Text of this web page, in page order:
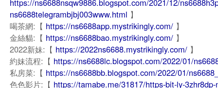
https://ns6688nsqw9886.blogspot.com/2021/12/
ns6688telegrambjbj003www.html 】
喝茶網:【 https://ns6688app.mystrikingly.com/ 】
金絲貓:【 https://ns6688bao.mystrikingly.com/ 】
2022新妹:【 https://2022ns6688.mystrikingly.com/ 】
約妹流程:【 https://ns6688lc.blogspot.com/2022/01/
私房菜:【 https://ns6688bb.blogspot.com/2022/01/
色色影片:【 https://tamabe.me/31817/https-bit-ly-3zhr8dp-